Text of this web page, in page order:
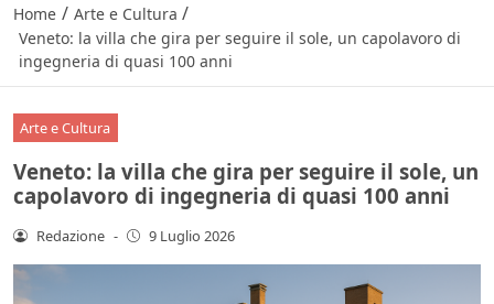
Home / Arte e Cultura /
Veneto: la villa che gira per seguire il sole, un capolavoro di
ingegneria di quasi 100 anni
Arte e Cultura
Veneto: la villa che gira per seguire il sole, un
capolavoro di ingegneria di quasi 100 anni
Redazione - 9 Luglio 2026